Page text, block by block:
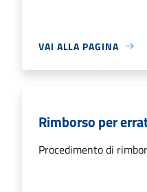
VAI ALLA PAGINA
Rimborso per
Procedimento di